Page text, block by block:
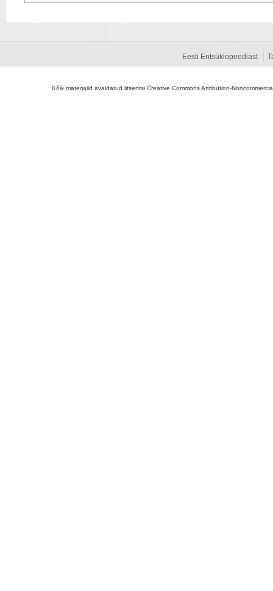
Eesti Entsüklopeediast
Kõik materjalid avaldatud litsentsi Creative Commons Attribution-